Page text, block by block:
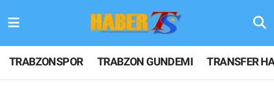
TRABZONSPOR TRABZON GUNDEMI TRANSFER
TRABZONSPOR
TRABZON GUNDEMI
Hava Durumu
Trafik Durumu